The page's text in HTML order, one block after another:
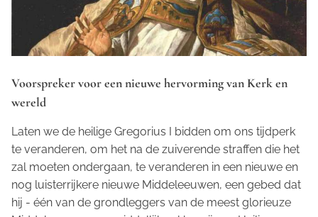
Voorspreker voor een nieuwe hervorming van Kerk en
wereld
Laten we de heilige Gregorius I bidden om ons tijdperk
te veranderen, om het na de zuiverende straffen die het
zal moeten ondergaan, te veranderen in een nieuwe en
nog luisterrijkere nieuwe Middeleeuwen, een gebed dat
hij - één van de grondleggers van de meest glorieuze